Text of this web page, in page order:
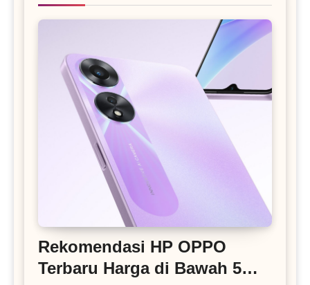
Rekomendasi HP OPPO
Terbaru Harga di Bawah 5